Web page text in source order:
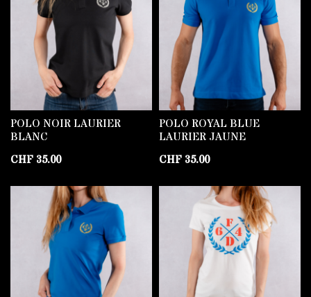
POLO NOIR LAURIER
BLANC
CHF 35.00
POLO ROYAL BLUE
LAURIER JAUNE
CHF 35.00